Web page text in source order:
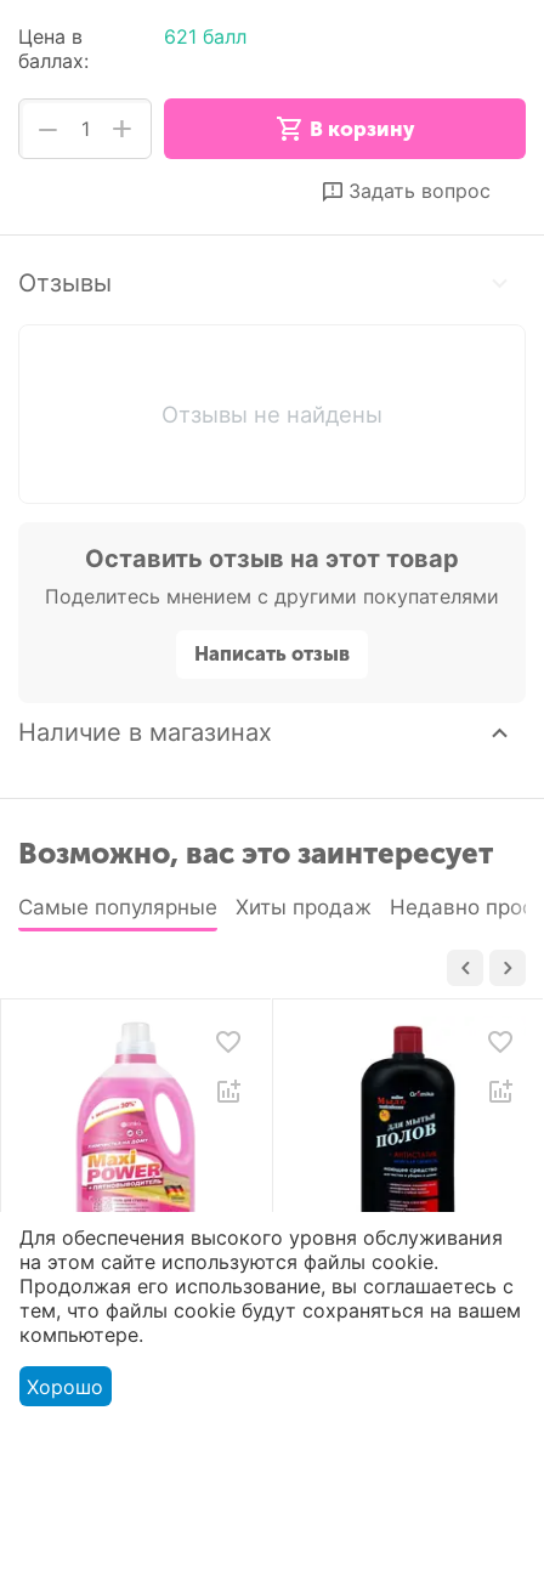
Цена в
баллах:
621 балл
+
− В корзину
Задать вопрос
Отзывы
Отзывы не найдены
Оставить отзыв на этот товар
Поделитесь мнением с другими покупателями
Написать отзыв
Наличие в магазинах
Возможно, вас это заинтересует
Самые популярные Хиты продаж Недавно
Гель для стирки «Maxi
Power»
Пятновыводитель
3300 мл
5 2
Доступно:
5012₸
Жидкое мыло для
полов «Aromika» 72%
Морская свежесть
Для обеспечения высокого уровня обслуживания
на этом сайте используются файлы cookie.
Продолжая его использование, вы соглашаетесь с
тем, что файлы cookie будут сохраняться на вашем
компьютере.
Хорошо